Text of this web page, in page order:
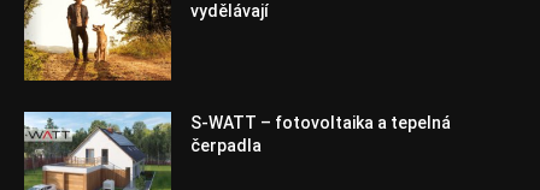
vydělávají
S-WATT – fotovoltaika a tepelná
čerpadla